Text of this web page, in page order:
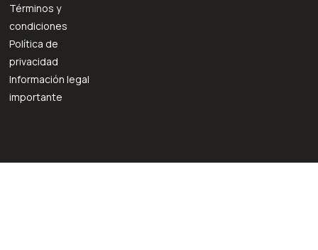
Términos y
condiciones
Política de
privacidad
Información legal
importante